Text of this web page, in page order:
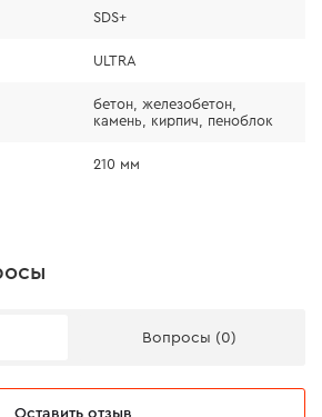
работать с разными
проходить арматуру, даже после
посредством которых
SDS+
ULTRA
бетон, железобетон,
камень, кирпич, пеноблок
210 мм
Вопросы (0)
Оставить отзыв